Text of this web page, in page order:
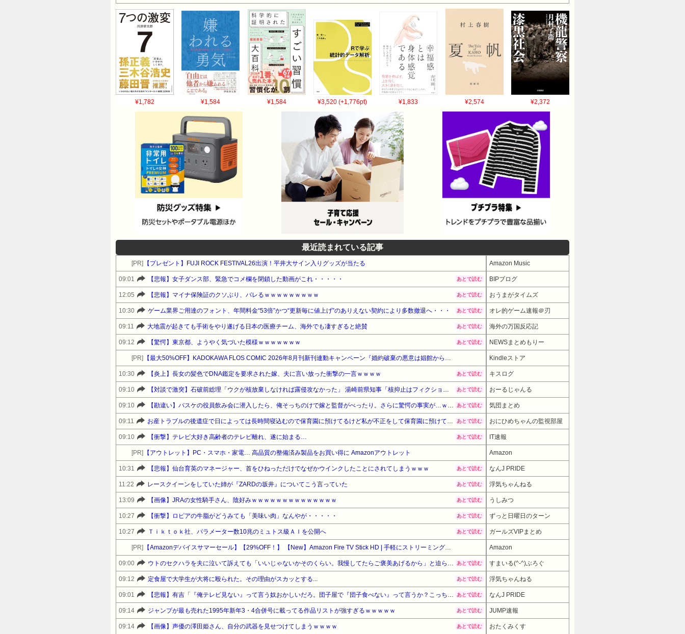
¥1,782 ¥1,584 ¥1,584 ¥3,520 (+1,776pt) ¥1,833 ¥2,574 ¥2,372
最近読まれている記事
[PR] 【プレゼント】FUJI ROCK FESTIVAL26出演！平井大サイン入りグッズが当たる Amazon Music
09:01 【悲報】女子ダンス部、緊急でコメ欄を閉鎖した動画がこれ・・・・・ あとで読む BIPブログ
12:05 【悲報】マイナ保険証のクソぶり、バレるｗｗｗｗｗｗｗｗｗ あとで読む おうまがタイムズ
10:30 ゲーム業界ご用達のフォント、年間料金“53倍”かつ“更新毎に値上げ”のありえない契約により多数撤退へ・・・ あとで読む オレ的ゲーム速報＠刃
09:11 大地震が起きても手術をやり遂げる日本の医療チーム、海外でも凄すぎると絶賛 あとで読む 海外の万国反応記
09:12 【驚愕】東京都、ようやく気づいた模様ｗｗｗｗｗｗｗ あとで読む NEWSまとめもりー
[PR] 【最大50%OFF】KADOKAWA FLOS COMIC 2026年8月刊新刊連動キャンペーン『婚約破棄の悪意は娼館からお返しします』他 Kindleストア
10:30 【炎上】長女の髪色でDNA鑑定を要求された嫁、夫に言い放った衝撃の一言ｗｗｗｗ あとで読む キスログ
09:10 【対談で激突】石破前総理「ウクが核放棄しなければ露侵攻なかった」 湯崎前県知事「核抑止はフィクション」 あとで読む おーるじゃんる
09:10 【勘違い】バスケの役員飲み会に潜入したら、俺そっちのけで嫁と監督がべったり。さらに驚愕の事実が…ｗｗｗ あとで読む 気団まとめ
09:11 お産トラブルの後遺症で日によっては長時間寝込むので保育園に預けてるけど私が不正をして保育園に預けてると思い込んでいるママ達がうざったい あとで読む おにひめちゃんの監視部屋
09:10 【衝撃】テレビ大好き高齢者のテレビ離れ、遂に始まる… あとで読む IT速報
[PR] 【アウトレット】PC・スマホ・家電… 高品質の整備済み製品をお買い得に Amazonアウトレット Amazon
10:31 【悲報】仙台育英のマネージャー、首をひねっただけでなぜかウインクしたことにされてしまうｗｗｗ あとで読む なんJ PRIDE
11:22 レースクイーンをしていた姉が『ZARDの坂井』についてこう言っていた あとで読む 浮気ちゃんねる
13:09 【画像】JRAの女性騎手さん、陰好みｗｗｗｗｗｗｗｗｗｗｗｗｗｗ あとで読む うしみつ
10:27 【衝撃】ロピアの牛脂がどうみても「美味い肉」なんやが・・・・・ あとで読む ずっと日曜日のターン
10:27 Ｔｉｋｔｏｋ社、パラメーター数10兆のミュトス級ＡＩを公開へ あとで読む ガールズVIPまとめ
[PR] 【Amazonデバイスサマーセール】【29%OFF！】 【New】Amazon Fire TV Stick HD | 手軽にストリーミングをはじめよう | ストリーミングメディアプレイヤー Amazon
09:00 ウトのセクハラを夫に泣いて訴えても「いいじゃないかそのくらい。我慢してたらご褒美あげるから」と迫られた。夫が気持ち悪くて悲鳴をあげたら「うるさい」とグーで殴られた あとで読む すまいる(^-^)ぶろぐ
09:12 定食屋で大学生が大将に殴られた。その理由がスカッとする... あとで読む 浮気ちゃんねる
09:01 【悲報】有吉「『俺テレビ見ない』って言う奴おかしいだろ。団子屋で『団子食べない』って言うか？こっちは芸人だぞ」 あとで読む なんJ PRIDE
09:14 ジャンプが最も売れた1995年新年3・4合併号に載ってる作品リストが強すぎるｗｗｗｗｗ あとで読む JUMP速報
09:14 【画像】声優の澤田姫さん、自分の武器を見せつけてしまうｗｗｗｗ あとで読む おたくみくす